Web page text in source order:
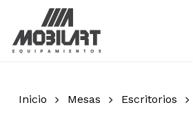
main
Inicio Mesas Escritorios